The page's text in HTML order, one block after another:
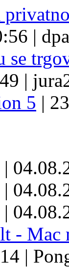
|
se
|
5 |
|
|
|
- Mac
|